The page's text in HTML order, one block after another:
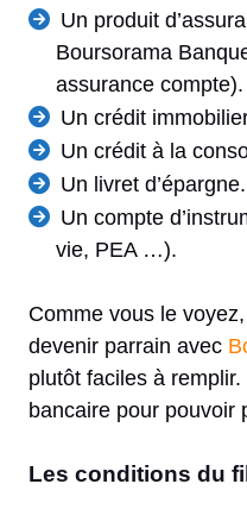
Un produit
Boursorama
assurance compte).
Un crédit
Un crédit à la
Un livret d’épargne.
Un compte
vie, PEA …).
Comme vous le
devenir parrain avec
plutôt faciles à remplir.
bancaire pour pouvoir
Les conditions du